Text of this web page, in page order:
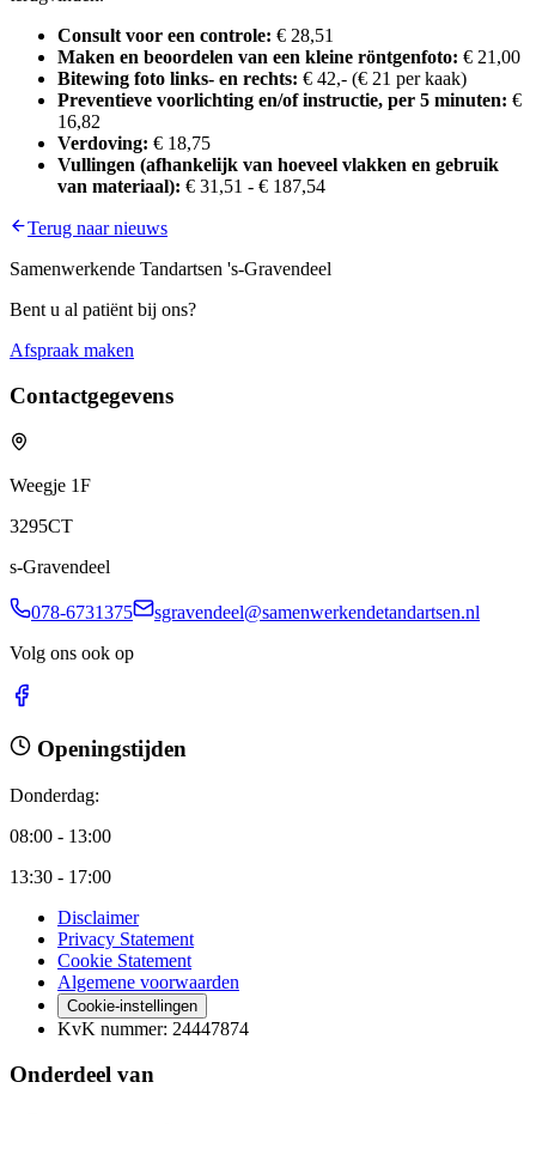
Consult voor een controle: € 28,51
Maken en beoordelen van een kleine röntgenfoto: € 21,00
Bitewing foto links- en rechts: € 42,- (€ 21 per kaak)
Preventieve voorlichting en/of instructie, per 5 minuten: €
16,82
Verdoving: € 18,75
Vullingen (afhankelijk van hoeveel vlakken en gebruik
van materiaal): € 31,51 - € 187,54
Terug naar nieuws
Samenwerkende Tandartsen 's-Gravendeel
Bent u al patiënt bij ons?
Afspraak maken
Contactgegevens
Weegje 1F
3295CT
s-Gravendeel
078-6731375
sgravendeel@samenwerkendetandartsen.nl
Volg ons ook op
Openingstijden
Donderdag:
08:00 - 13:00
13:30 - 17:00
Disclaimer
Privacy Statement
Cookie Statement
Algemene voorwaarden
Cookie-instellingen
KvK nummer: 24447874
Onderdeel van